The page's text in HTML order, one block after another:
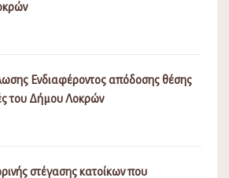
Ενδιαφέροντος απόδοσης θέσης
του Δήμου Λοκρών
στέγασης κατοίκων που